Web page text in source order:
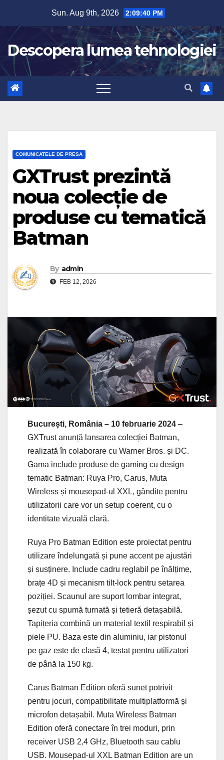
content
Sun. Aug 9th, 2026 2:09:41 PM
Descopera lumea tehnologiei
COMUNICATELE DE PRESA
GXTrust prezintă
noua colecție de
produse cu tematică
Batman
By admin
FEB 12, 2026
București, România – 10 februarie 2024 –
GXTrust anunță lansarea colecției Batman,
realizată în colaborare cu Warner Bros. și DC.
Gama include produse de gaming cu design
tematic Batman: Ruya Pro, Carus, Muta
Wireless și mousepad-ul XXL, gândite pentru
utilizatorii care vor un setup coerent, cu o
identitate vizuală clară.
Ruya Pro Batman Edition este proiectat pentru
utilizare îndelungată și pune accent pe ajustări
și susținere. Include cadru reglabil pe înălțime,
brațe 4D și mecanism tilt-lock pentru setarea
poziției. Scaunul are suport lombar integrat,
șezut cu spumă turnată și tetieră detașabilă.
Tapițeria combină un material textil respirabil și
piele PU. Baza este din aluminiu, iar pistonul
pe gaz este de clasă 4, testat pentru utilizatori
de până la 150 kg.
Carus Batman Edition oferă sunet potrivit
pentru jocuri, compatibilitate multiplatformă și
microfon detașabil. Muta Wireless Batman
Edition oferă conectare în trei moduri, prin
receiver USB 2,4 GHz, Bluetooth sau cablu
USB. Mousepad-ul XXL Batman Edition are un